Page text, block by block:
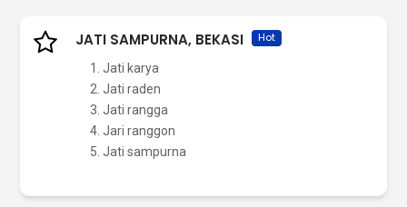
JATI SAMPURNA, BEKASI Hot
Jati karya
Jati raden
Jati rangga
Jari ranggon
Jati sampurna